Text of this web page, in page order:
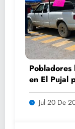
en El Pujal
caminos
Jul 20 De